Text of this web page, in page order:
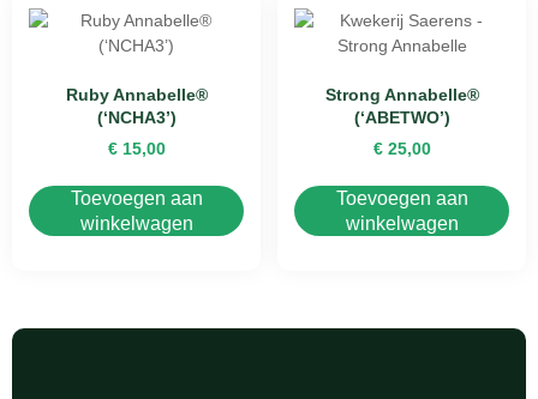
Ruby Annabelle®
(‘NCHA3’)
€15,00
Toevoegen aan
winkelwagen
Strong Annabelle®
(‘ABETWO’)
€25,00
Toevoegen aan
winkelwagen